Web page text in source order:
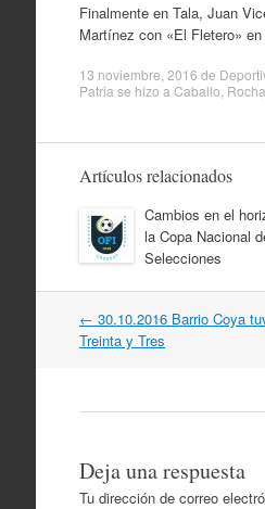
Finalmente en Tala, Juan
Martínez con «El Fletero»
13 noviembre, 2016 de
Patria se hizo a Caballo Rocha
Artículos relacionados
Cambios en el
la Copa Nacional
Selecciones
Navegación
por
← 30.10.2016 Barrio Coya
Treinta y Tres
Deja una respuesta
Tu dirección de correo